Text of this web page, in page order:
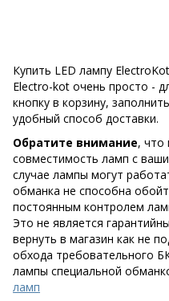
Купить LED лампу
Electro-kot очень просто -
кнопку в корзину,
удобный способ доставки.
Обратите внимание, что
совместимость ламп с
случае лампы могут
обманка не способна
постоянным контролем
Это не является
вернуть в магазин как не
обхода требовательного
лампы специальной
ламп